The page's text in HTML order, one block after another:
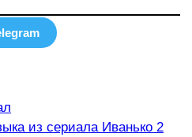
из сериала Иванько 2